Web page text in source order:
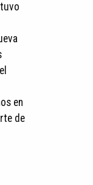
en
de